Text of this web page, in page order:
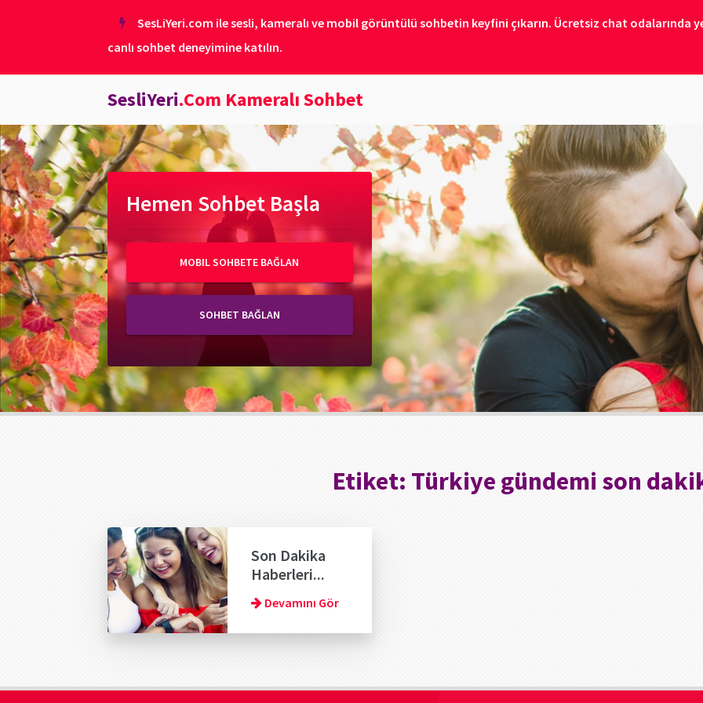
SesLiYeri.com ile sesli, kameralı ve mobil görüntülü sohbetin keyfini çıkarın. Ücretsiz chat odalarında
canlı sohbet deneyimine katılın.
SesliYeri.Com Kameralı Sohbet
Hemen Sohbet Başla
MOBIL SOHBETE BAĞLAN
SOHBET BAĞLAN
Etiket: Türkiye gündemi son
Son Dakika
Haberleri...
Devamını Gör